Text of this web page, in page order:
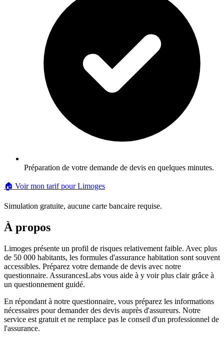
Préparation de votre demande de devis en quelques minutes.
🏠 Voir mon tarif pourLimoges
Simulation gratuite, aucune carte bancaire requise.
À propos
Limoges présente un profil de risques relativement faible. Avec plus
de 50 000 habitants, les formules d'assurance habitation sont souvent
accessibles. Préparez votre demande de devis avec notre
questionnaire. AssurancesLabs vous aide à y voir plus clair grâce à
un questionnement guidé.
En répondant à notre questionnaire, vous préparez les informations
nécessaires pour demander des devis auprès d'assureurs. Notre
service est gratuit et ne remplace pas le conseil d'un professionnel de
l'assurance.